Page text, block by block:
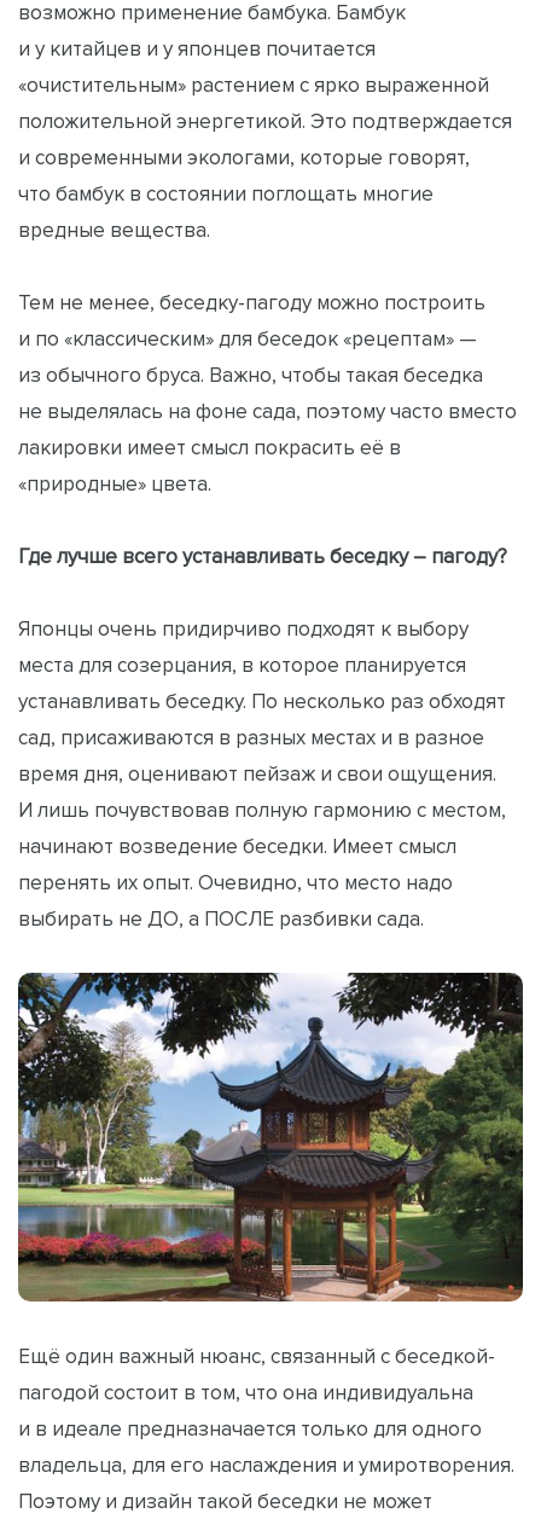
возможно применение бамбука. Бамбук
и у китайцев и у японцев почитается
«очистительным» растением с ярко выраженной
положительной энергетикой. Это подтверждается
и современными экологами, которые говорят,
что бамбук в состоянии поглощать многие
вредные вещества.
Тем не менее, беседку-пагоду можно построить
и по «классическим» для беседок «рецептам» —
из обычного бруса. Важно, чтобы такая беседка
не выделялась на фоне сада, поэтому часто вместо
лакировки имеет смысл покрасить её в
«природные» цвета.
Где лучше всего устанавливать беседку – пагоду?
Японцы очень придирчиво подходят к выбору
места для созерцания, в которое планируется
устанавливать беседку. По несколько раз обходят
сад, присаживаются в разных местах и в разное
время дня, оценивают пейзаж и свои ощущения.
И лишь почувствовав полную гармонию с местом,
начинают возведение беседки. Имеет смысл
перенять их опыт. Очевидно, что место надо
выбирать не ДО, а ПОСЛЕ разбивки сада.
Ещё один важный нюанс, связанный с беседкой-
пагодой состоит в том, что она индивидуальна
и в идеале предназначается только для одного
владельца, для его наслаждения и умиротворения.
Поэтому и дизайн такой беседки не может